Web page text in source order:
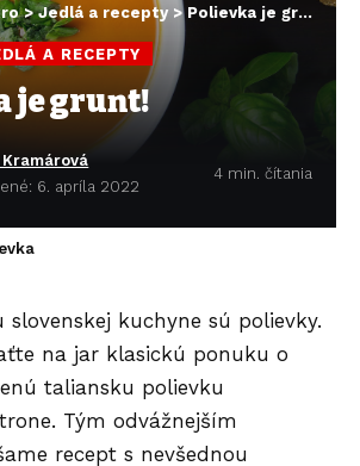
>Jedlá a recepty > Polievka je grunt!
A RECEPTY
je grunt!
6. apríla 2022
4 min. čítania
slovenskej kuchyne sú polievky.
na jar klasickú ponuku o
taliansku polievku
Tým odvážnejším
recept s nevšednou